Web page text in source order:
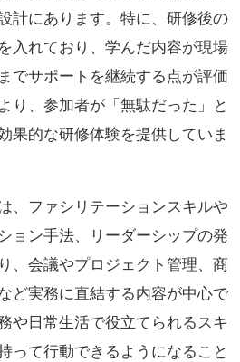
計にあります。特に、研修後の
入れており、学んだ内容が現場
でサポートを継続する点が評価
り、参加者が「無駄だった」と
果的な研修体験を提供していま
、ファシリテーションスキルや
ョン手法、リーダーシップの発
、会議やプロジェクト管理、商
ど実務に直結する内容が中心で
や日常生活で役立てられるスキ
って行動できるようになること